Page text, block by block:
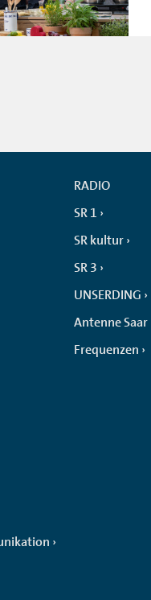
RADIO
SR 1
SR kultur
SR 3
UNSERDING
Antenne Saar
Frequenzen